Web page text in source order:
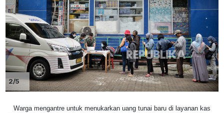
2/5
Warga mengantre untuk menukarkan uang tunai baru di layanan kas